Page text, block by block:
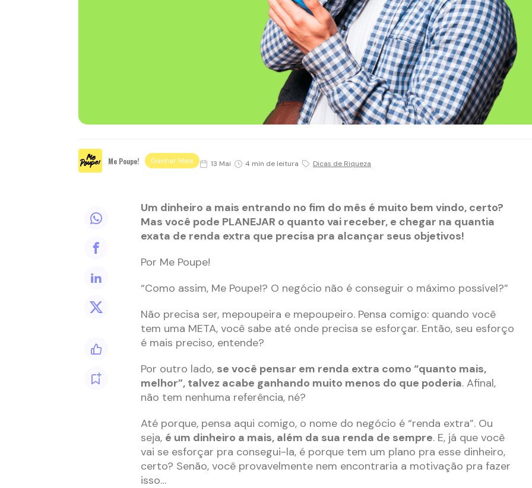
Me Poupe! Ganhar Mais 13 Mai 4 min de leitura Dicas de Riqueza
Um dinheiro a mais entrando no fim do mês é muito bem vindo, certo?
Mas você pode PLANEJAR o quanto vai receber, e chegar na quantia
exata de renda extra que precisa pra alcançar seus objetivos!
Por Me Poupe!
“Como assim, Me Poupe!? O negócio não é conseguir o máximo possível?”
Não precisa ser, mepoupeira e mepoupeiro. Pensa comigo: quando você
tem uma META, você sabe até onde precisa se esforçar. Então, seu esforço
é mais preciso, entende?
Por outro lado, se você pensar em renda extra como “quanto mais,
melhor”, talvez acabe ganhando muito menos do que poderia. Afinal,
não tem nenhuma referência, né?
Até porque, pensa aqui comigo, o nome do negócio é “renda extra”. Ou
seja, é um dinheiro a mais, além da sua renda de sempre. E, já que você
vai se esforçar pra consegui-la, é porque tem um plano pra esse dinheiro,
certo? Senão, você provavelmente nem encontraria a motivação pra fazer
isso…